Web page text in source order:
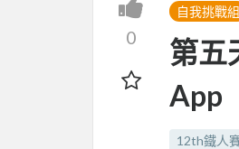
0
自我挑戰組
第五
App
12th鐵人